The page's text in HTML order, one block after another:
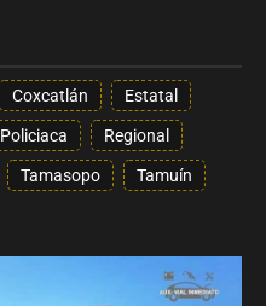
Coxcatlán Estatal
Policiaca Regional
Tamasopo Tamuín